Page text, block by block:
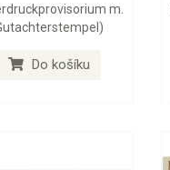
m.
Do košíku